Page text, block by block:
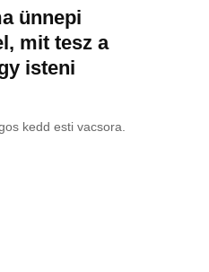
ünnepi
mit tesz a
isteni
kedd esti vacsora.